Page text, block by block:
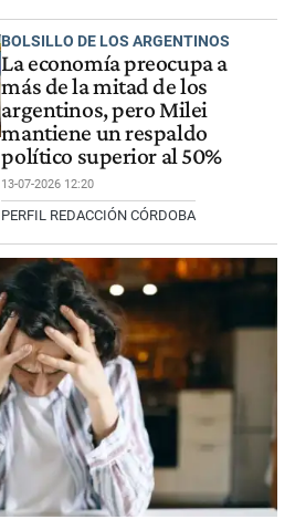
BOLSILLO DE LOS ARGENTINOS
La economía preocupa a
más de la mitad de los
argentinos, pero Milei
mantiene un respaldo
político superior al 50%
13-07-2026 12:20
PERFIL REDACCIÓN CÓRDOBA